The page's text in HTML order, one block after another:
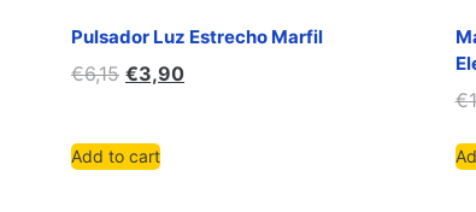
Pulsador Luz Estrecho Marfil
€6,15 €3,90
Add to cart
€